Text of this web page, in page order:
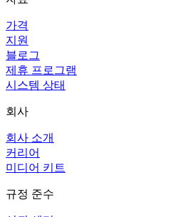
가격
지원
블로그
제휴 프로그램
시스템 상태
회사
회사 소개
커리어
미디어 키트
규정 준수